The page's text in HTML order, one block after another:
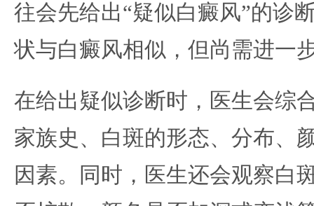
往会先给出“疑似白癜风”的诊
状与白癜风相似，但尚需进一
在给出疑似诊断时，医生会综
家族史、白斑的形态、分布、
因素。同时，医生还会观察白